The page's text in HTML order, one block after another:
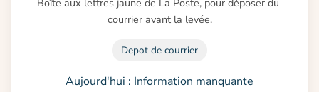
Boîte aux lettres jaune de La Poste, pour déposer du
courrier avant la levée.
Depot de courrier
Aujourd'hui : Information manquante